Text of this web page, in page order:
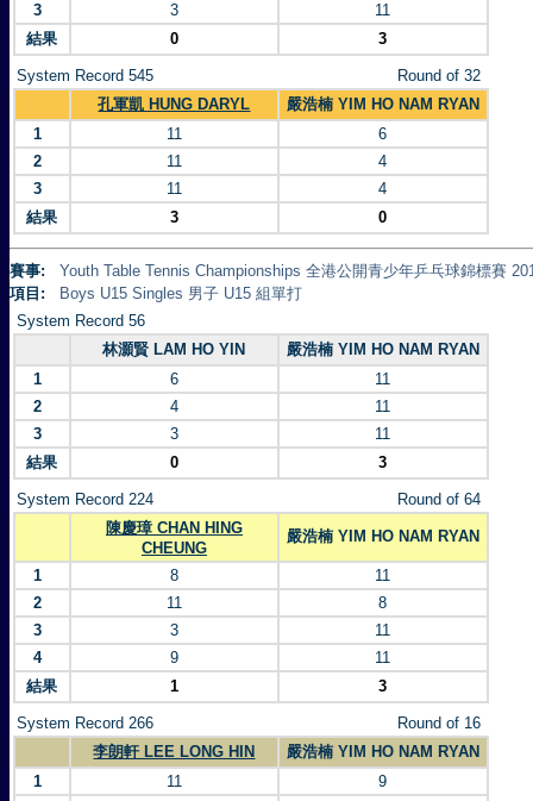
3
3
11
結果
0 3
System Record 545
Round of 32
孔軍凱 HUNG DARYL
嚴浩楠 YIM HO NAM RYAN
1
11
6
2
11
4
3
11
4
結果
3 0
賽事:
Youth Table Tennis Championships 全港公開青少年乒乓球錦標賽
項目:
Boys U15 Singles 男子 U15 組單打
System Record 56
林灝賢 LAM HO YIN
嚴浩楠 YIM HO NAM RYAN
1
6
11
2
4
11
3
3
11
結果
0 3
System Record 224
Round of 64
陳慶璋 CHAN HING
CHEUNG
嚴浩楠 YIM HO NAM RYAN
1 8
11
2
11
8
3
3
11
4
9
11
結果
1 3
System Record 266
Round of 16
李朗軒 LEE LONG HIN
嚴浩楠 YIM HO NAM RYAN
1
11
9